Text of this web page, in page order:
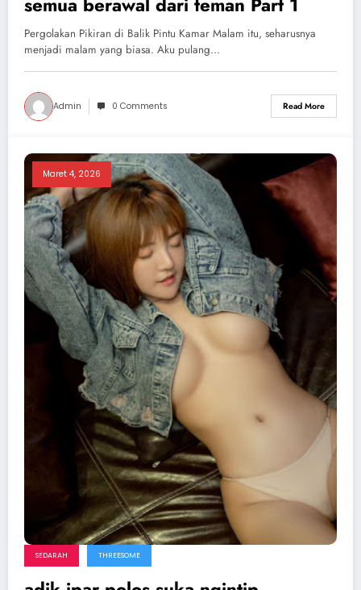
Pergolakan Pikiran di Balik Pintu Kamar Malam itu, seharusnya
menjadi malam yang biasa. Aku pulang…
Admin 0 Comments Read More
Maret 4, 2026
SEDARAH THREESOME